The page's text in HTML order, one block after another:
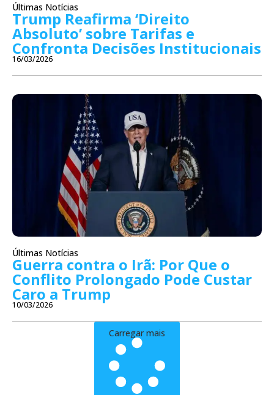
Últimas Notícias
Trump Reafirma ‘Direito
Absoluto’ sobre Tarifas e
Confronta Decisões Institucionais
16/03/2026
Últimas Notícias
Guerra contra o Irã: Por Que o
Conflito Prolongado Pode Custar
Caro a Trump
10/03/2026
Carregar mais